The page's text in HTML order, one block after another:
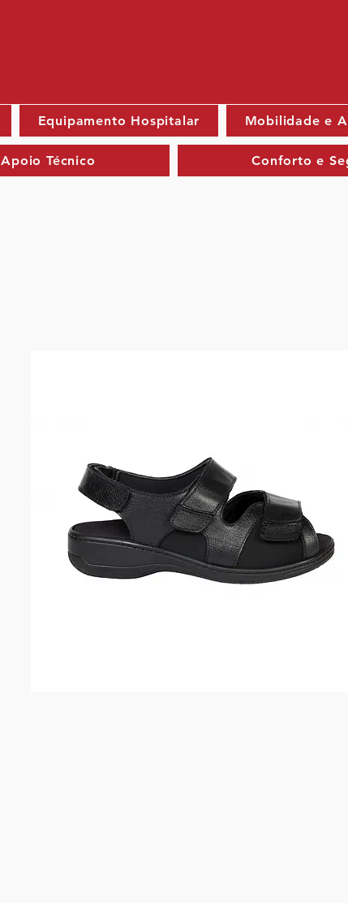
Equipamento Hospitalar Mobilidade e
Apoio Técnico Conforto e